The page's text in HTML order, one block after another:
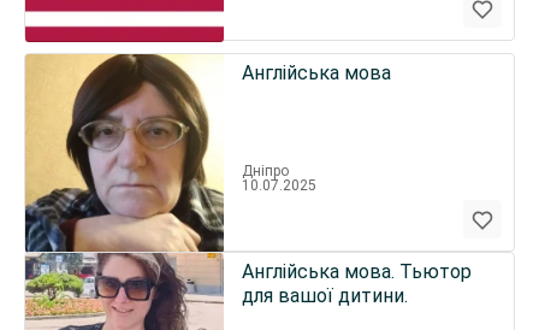
Англійська мова
Дніпро
10.07.2025
Англійська мова. Тьютор
для вашої дитини.